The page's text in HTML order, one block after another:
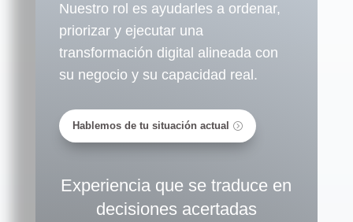
Nuestro rol es ayudarles a ordenar,
priorizar y ejecutar una
transformación digital alineada con
su negocio y su capacidad real.
Hablemos de tu situación actual
Experiencia que se traduce en
decisiones acertadas